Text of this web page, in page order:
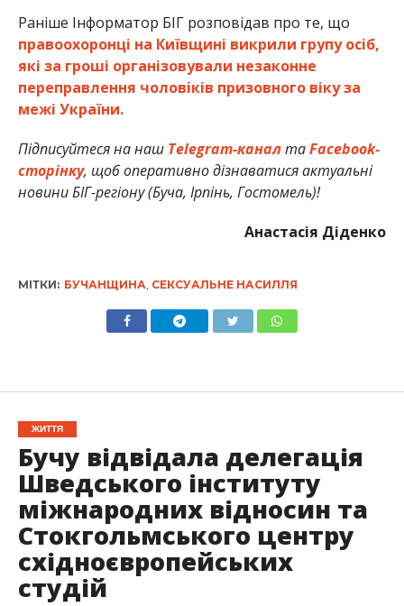
Раніше Інформатор БІГ розповідав про те, що
правоохоронці на Київщині викрили групу осіб,
які за гроші організовували незаконне
переправлення чоловіків призовного віку за
межі України.
Підписуйтеся на наш Telegram-каналтаFacebook-
сторінку, щоб оперативно дізнаватися актуальні
новини БІГ-регіону (Буча, Ірпінь, Гостомель)!
Анастасія Діденко
МІТКИ: БУЧАНЩИНА, СЕКСУАЛЬНЕ НАСИЛЛЯ
ЖИТТЯ
Бучу відвідала делегація
Шведського інституту
міжнародних відносин та
Стокгольмського центру
східноєвропейських
студій